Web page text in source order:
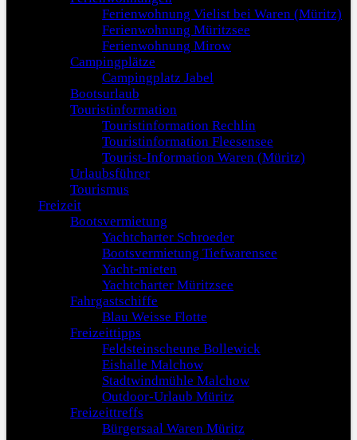
Ferienwohnung Vielist bei Waren (Müritz)
Ferienwohnung Müritzsee
Ferienwohnung Mirow
Campingplätze
Campingplatz Jabel
Bootsurlaub
Touristinformation
Touristinformation Rechlin
Touristinformation Fleesensee
Tourist-Information Waren (Müritz)
Urlaubsführer
Tourismus
Freizeit
Bootsvermietung
Yachtcharter Schroeder
Bootsvermietung Tiefwarensee
Yacht-mieten
Yachtcharter Müritzsee
Fahrgastschiffe
Blau Weisse Flotte
Freizeittipps
Feldsteinscheune Bollewick
Eishalle Malchow
Stadtwindmühle Malchow
Outdoor-Urlaub Müritz
Freizeittreffs
Bürgersaal Waren Müritz